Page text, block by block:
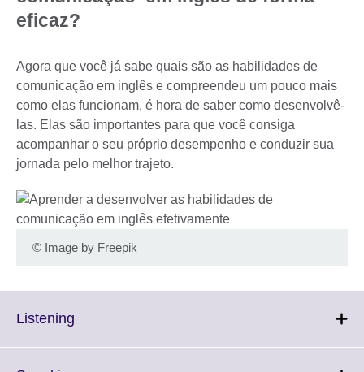
eficaz?
Agora que você já sabe quais são as habilidades de
comunicação em inglês e compreendeu um pouco mais
como elas funcionam, é hora de saber como desenvolvê-
las. Elas são importantes para que você consiga
acompanhar o seu próprio desempenho e conduzir sua
jornada pelo melhor trajeto.
© Image by Freepik
Listening